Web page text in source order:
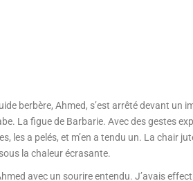
berbère, Ahmed, s’est arrêté devant un
La figue de Barbarie. Avec des gestes
les a pelés, et m’en a tendu un. La chair
la chaleur écrasante.
avec un sourire entendu. J’avais